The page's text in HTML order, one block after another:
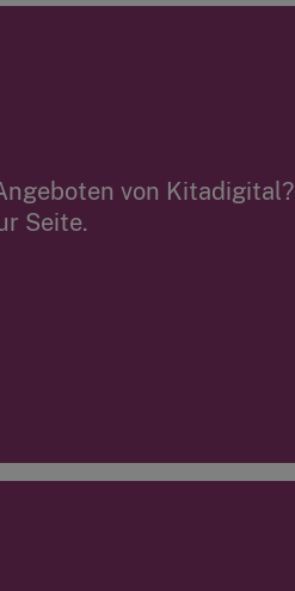
von Kitadigital?
Seite.